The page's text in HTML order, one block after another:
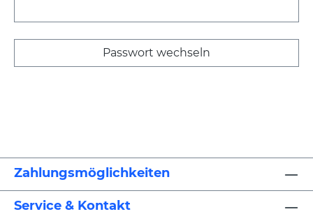
Zahlungsmöglichkeiten
Service & Kontakt